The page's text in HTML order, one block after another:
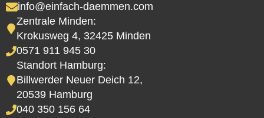
info@einfach-daemmen.com
Zentrale Minden:
Krokusweg 4, 32425 Minden
0571 911 945 30
Standort Hamburg:
Billwerder Neuer Deich 12,
20539 Hamburg
040 350 156 64